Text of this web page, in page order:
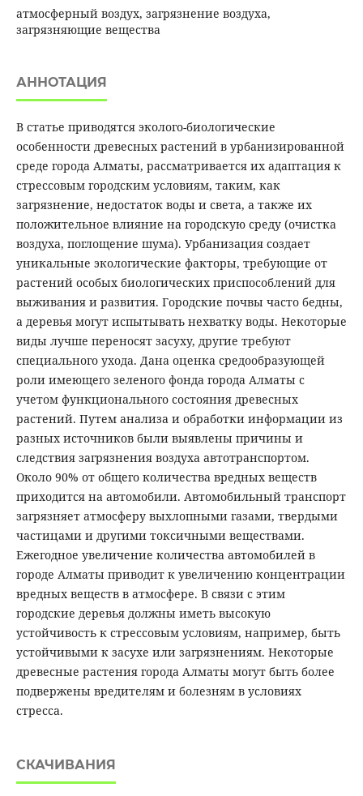
атмосферный воздух, загрязнение воздуха,
загрязняющие вещества
АННОТАЦИЯ
В статье приводятся эколого-биологические
особенности древесных растений в урбанизированной
среде города Алматы, рассматривается их адаптация к
стрессовым городским условиям, таким, как
загрязнение, недостаток воды и света, а также их
положительное влияние на городскую среду (очистка
воздуха, поглощение шума). Урбанизация создает
уникальные экологические факторы, требующие от
растений особых биологических приспособлений для
выживания и развития. Городские почвы часто бедны,
а деревья могут испытывать нехватку воды. Некоторые
виды лучше переносят засуху, другие требуют
специального ухода. Дана оценка средообразующей
роли имеющего зеленого фонда города Алматы с
учетом функционального состояния древесных
растений. Путем анализа и обработки информации из
разных источников были выявлены причины и
следствия загрязнения воздуха автотранспортом.
Около 90% от общего количества вредных веществ
приходится на автомобили. Автомобильный транспорт
загрязняет атмосферу выхлопными газами, твердыми
частицами и другими токсичными веществами.
Ежегодное увеличение количества автомобилей в
городе Алматы приводит к увеличению концентрации
вредных веществ в атмосфере. В связи с этим
городские деревья должны иметь высокую
устойчивость к стрессовым условиям, например, быть
устойчивыми к засухе или загрязнениям. Некоторые
древесные растения города Алматы могут быть более
подвержены вредителям и болезням в условиях
стресса.
СКАЧИВАНИЯ